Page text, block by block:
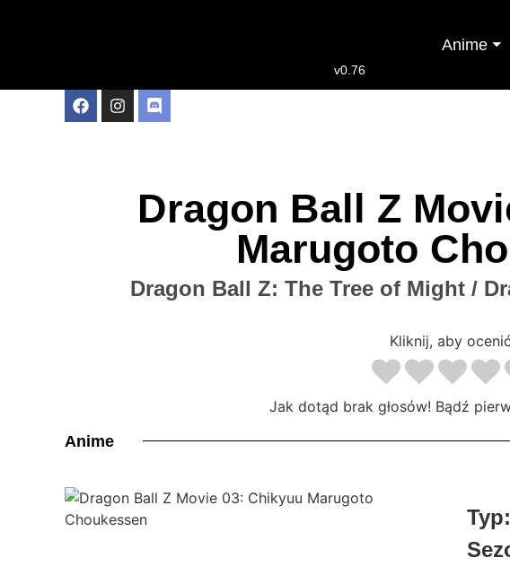
v0.76
Anime ⏷
Dragon Ball Z
Marugoto
Dragon Ball Z: The Tree of Might /
Kliknij, aby
Jak dotąd brak głosów! Bądź
Anime
Typ: